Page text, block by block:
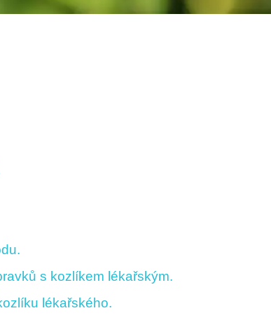
s kozlíkem lékařským.
lékařského.